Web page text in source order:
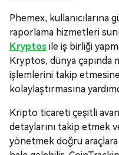
Phemex,
raporlama hizmetleri
Kryptos ile iş birliği
Kryptos, dünya çapında
işlemlerini takip
kolaylaştırmasına
Kripto ticareti çeşitli
detaylarını takip etmek
yönetmek doğru araçlara